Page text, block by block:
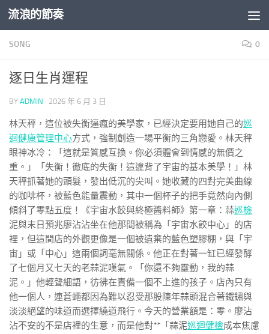
Skip to content
流浪的節奏
SONG 0
逐日生肖運程
BY ADMIN · 2026 年 6 月 3 日
林天秤，這位被失衡逼瘋的美學家，已經決定要用她自己的巡
迴健康管理中心方式，強制創造一場平衡的三角戀愛。林天秤
眼神冰冷：「這就是質感互換。你必須體會到情感的無價之
重。」「失衡！徹底的失衡！這違背了宇宙的基本美學！」林
天秤抓著她的頭髮，發出低沉的尖叫。她收藏的四對完美曲線
的咖啡杯，被藍色能量震動，其中一個杯子的把手竟然向內側
傾斜了零點五度！《宇宙水餃與終極醬料師》第一章：蒜巡檢
泥與末日預兆廖沾沾坐在他那間被稱為「宇宙水餃中心」的店
裡，但這間店的外觀更像是一個被遺棄的藍色塑膠棚，與「宇
宙」或「中心」這兩個詞毫無關係。他正在對著一缸已經發酵
了七個月又七天的老蒜泥嘆氣。「你還不夠靈動，我的蒜
泥。」他輕聲細語，彷彿在責備一個不上進的孩子。店內只有
他一個人，連蒼蠅都因為難以忍受那股陳年蒜頭混合著鐵鏽與
淡淡絕望的味道而選擇繞道飛行。今天的營業額是：零。廖沾
沾不安的不是店裡的生意，而是他對**「蒜泥巡迴健檢成本焦慮